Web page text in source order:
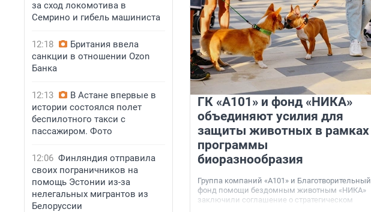
за сход локомотива в
Семрино и гибель машиниста
12:18
Британия ввела
санкции в отношении Ozon
Банка
12:13
В Астане впервые в
истории состоялся полет
беспилотного такси с
пассажиром. Фото
12:06 Финляндия отправила
своих пограничников на
помощь Эстонии из-за
нелегальных мигрантов из
Белоруссии
ГК «А101» и фонд «НИКА»
объединяют усилия для
защиты животных в рамках
программы
биоразнообразия
Группа компаний «А101» и Благотворительный
фонд помощи бездомным животным «НИКА»
заключили соглашение о стратегическом